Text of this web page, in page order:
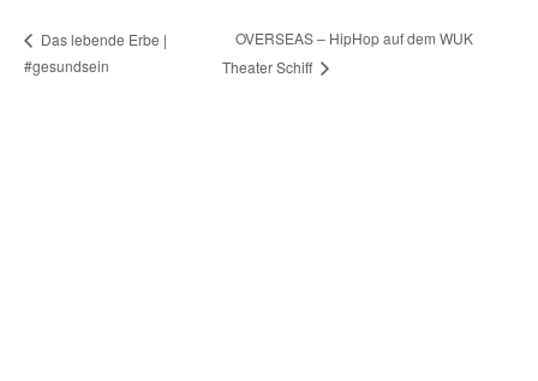
Das lebende Erbe |
#gesundsein
OVERSEAS – HipHop auf dem WUK
Theater Schiff